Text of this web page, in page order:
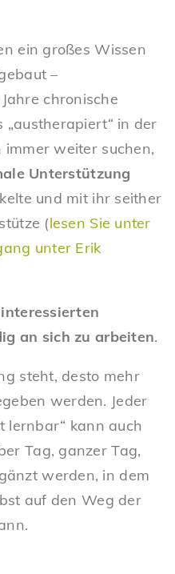
ein großes Wissen
–
chronische
„austherapiert“ in der
immer weiter suchen,
Unterstützung
und mit ihr seither
(lesen Sie unter
unter Erik
an sich zu arbeiten.
steht, desto mehr
werden. Jeder
lernbar“ kann auch
Tag, ganzer Tag,
werden, in dem
auf den Weg der